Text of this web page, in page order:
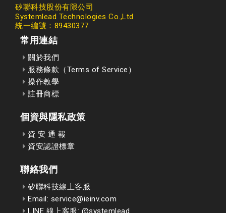
矽聯科技股份有限公司
Systemlead Technologies Co.,Ltd
統一編號：89430377
常用連結
關於我們
服務條款（Terms of Service）
操作教學
註冊商標
個資與隱私政策
資 安 通 報
資安認證標章
聯絡我們
矽聯科技線上客服
Email: service@ieinv.com
LINE 線上客服: @systemlead